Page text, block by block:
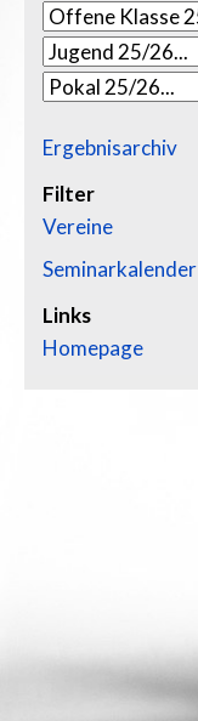
Ergebnisarchiv
Filter
Vereine
Seminarkalender
Links
Homepage